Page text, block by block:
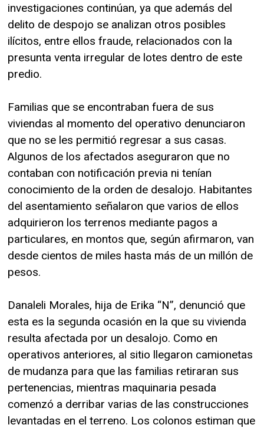
investigaciones continúan, ya que además del
delito de despojo se analizan otros posibles
ilícitos, entre ellos fraude, relacionados con la
presunta venta irregular de lotes dentro de este
predio.
Familias que se encontraban fuera de sus
viviendas al momento del operativo denunciaron
que no se les permitió regresar a sus casas.
Algunos de los afectados aseguraron que no
contaban con notificación previa ni tenían
conocimiento de la orden de desalojo. Habitantes
del asentamiento señalaron que varios de ellos
adquirieron los terrenos mediante pagos a
particulares, en montos que, según afirmaron, van
desde cientos de miles hasta más de un millón de
pesos.
Danaleli Morales, hija de Erika “N”, denunció que
esta es la segunda ocasión en la que su vivienda
resulta afectada por un desalojo. Como en
operativos anteriores, al sitio llegaron camionetas
de mudanza para que las familias retiraran sus
pertenencias, mientras maquinaria pesada
comenzó a derribar varias de las construcciones
levantadas en el terreno. Los colonos estiman que